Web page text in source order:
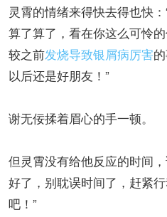
灵霄的情绪来得快去得也快：
算了算了，看在你这么可怜
较之前发烧导致银屑病厉害
以后还是好朋友！”
谢无佞揉着眉心的手一顿。
但灵霄没有给他反应的时间
好了，别耽误时间了，赶紧
吧！”